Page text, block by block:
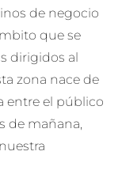
de negocio
que se
dirigidos al
zona nace de
entre el público
de mañana,